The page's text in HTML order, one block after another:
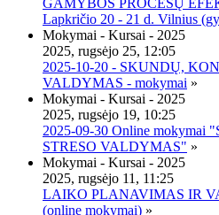
GAMYBOS PROCESŲ
Lapkričio 20 - 21 d. Vilnius
Mokymai - Kursai - 2025
2025, rugsėjo 25, 12:05
2025-10-20 - SKUNDŲ,
VALDYMAS - mokymai »
Mokymai - Kursai - 2025
2025, rugsėjo 19, 10:25
2025-09-30 Online
STRESO VALDYMAS" »
Mokymai - Kursai - 2025
2025, rugsėjo 11, 11:25
LAIKO PLANAVIMAS IR
(online mokymai) »